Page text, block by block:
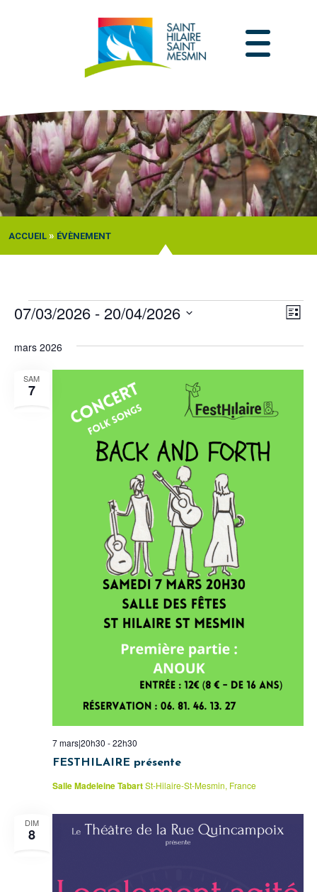
ACCUEIL » ÉVÈNEMENT
Évènements Liste
07/03/2026 - 20/04/2026
une
mars 2026
SAM
7
FESTHILAIRE présente
7 mars|20h30 -22h30
Salle Madeleine TabartSt-Hilaire-St-Mesmin, France
DIM
8